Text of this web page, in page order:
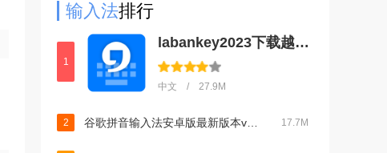
输入法排行
1
labankey2023下载越南版最新版v23.08.01最新官方安卓版
中文 / 27.9M
2 17.7M